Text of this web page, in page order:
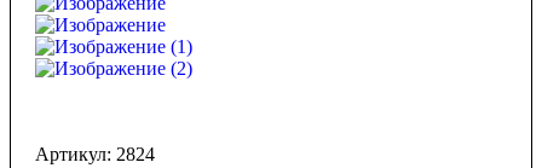
Артикул: 2824